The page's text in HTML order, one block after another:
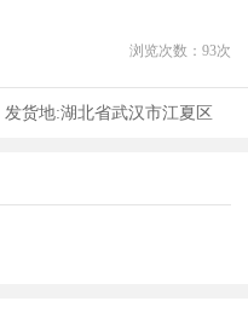
浏览次数： 93次
发货地:湖北省武汉市江夏区